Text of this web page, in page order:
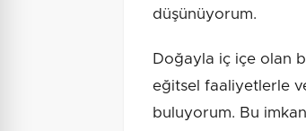
düşünüyorum.
Doğayla iç içe olan
eğitsel faaliyetlerle
buluyorum. Bu